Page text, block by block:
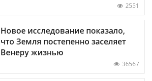
2551
Новое исследование показало,
что Земля постепенно заселяет
Венеру жизнью
36567